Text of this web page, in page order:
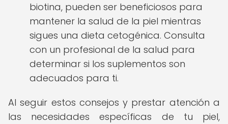
biotina, pueden ser beneficiosos para
mantener la salud de la piel mientras
sigues una dieta cetogénica. Consulta
con un profesional de la salud para
determinar si los suplementos son
adecuados para ti.
Al seguir estos consejos y prestar atención a
las necesidades específicas de tu piel,